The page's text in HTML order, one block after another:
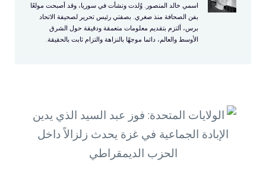
اسمي خالد المنصور. وُلدت ونشأت في سوريا، وقد أصبحت مولعًا
بفن الصحافة منذ صغري. بصفتي رئيس تحرير لصحيفة الاتحاد
برس، ألتزم بتقديم معلومات متعمقة ودقيقة حول الشرق
الأوسط والعالم، دائما موجهًا بالنزاهة والتزام ثابت بالحقيقة.